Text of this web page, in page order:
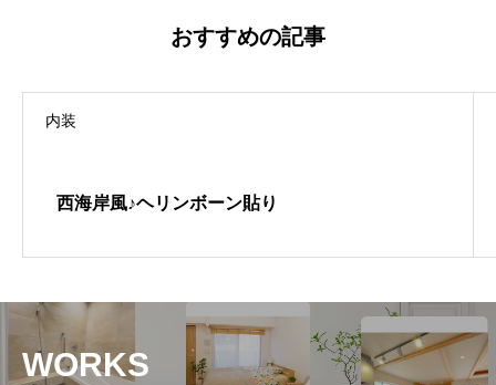
おすすめの記事
内装
西海岸風♪ヘリンボーン貼り
WORKS